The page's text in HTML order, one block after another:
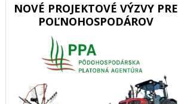
NOVÉ PROJEKTOVÉ VÝZVY PRE
POĽNOHOSPODÁROV